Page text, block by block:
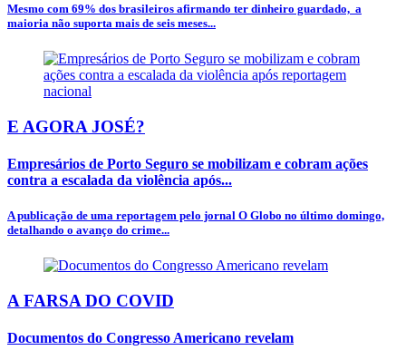
Mesmo com 69% dos brasileiros afirmando ter dinheiro guardado, a
maioria não suporta mais de seis meses...
E AGORA JOSÉ?
Empresários de Porto Seguro se mobilizam e cobram ações
contra a escalada da violência após...
A publicação de uma reportagem pelo jornal O Globo no último domingo,
detalhando o avanço do crime...
A FARSA DO COVID
Documentos do Congresso Americano revelam